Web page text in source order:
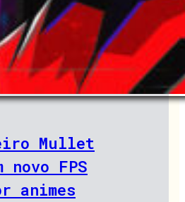
Mullet
novo FPS
animes